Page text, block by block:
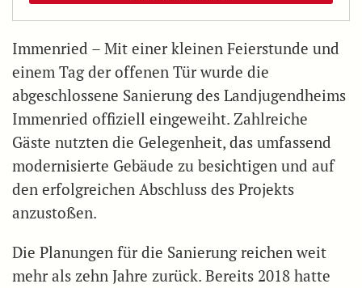
Immenried – Mit einer kleinen Feierstunde und
einem Tag der offenen Tür wurde die
abgeschlossene Sanierung des Landjugendheims
Immenried offiziell eingeweiht. Zahlreiche
Gäste nutzten die Gelegenheit, das umfassend
modernisierte Gebäude zu besichtigen und auf
den erfolgreichen Abschluss des Projekts
anzustoßen.
Die Planungen für die Sanierung reichen weit
mehr als zehn Jahre zurück. Bereits 2018 hatte